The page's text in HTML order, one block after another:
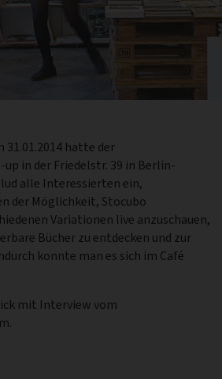
31.01.2014 hatte der
in der Friedelstr. 39 in Berlin-
alle Interessierten ein,
der Möglichkeit, Stocubo
Variationen live anzuschauen,
Bücher zu entdecken und zur
konnte man es sich im Café
mit Interview vom